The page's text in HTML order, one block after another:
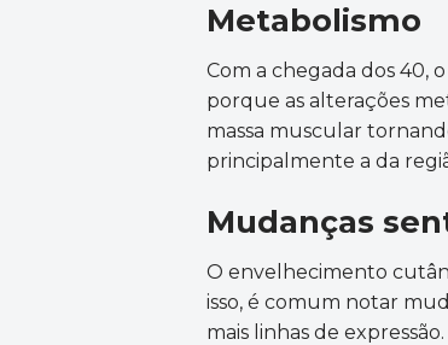
Metabolismo
Com a chegada dos 40,
porque as alterações
massa muscular
principalmente a da
Mudanças
O envelhecimento
isso, é comum notar
mais linhas de expressão.